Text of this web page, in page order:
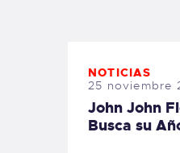
NOTICIAS
25 noviembre
John John
Busca su